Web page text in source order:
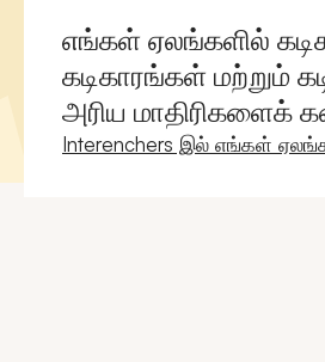
எங்கள் ஏலங்களில்
கடிகாரங்கள் மற்றும்
அரிய மாதிரிகளைக்
புதிய சாளரம்
Interenchers இல் எங்கள்